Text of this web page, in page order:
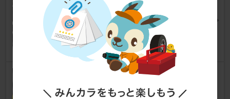
イト発光 2個入 バックランプ向
き！
インテグラ [DC5]
ポンダ Kさん
センターパネルの外し方
インテグラ [DC5]
こよみんさん